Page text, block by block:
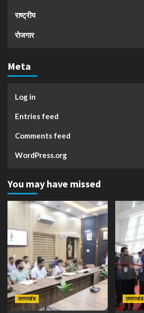
राष्ट्रीय
रोजगार
Meta
Log in
Entries feed
Comments feed
WordPress.org
You may have missed
उत्तराखंड उत्तराखंड